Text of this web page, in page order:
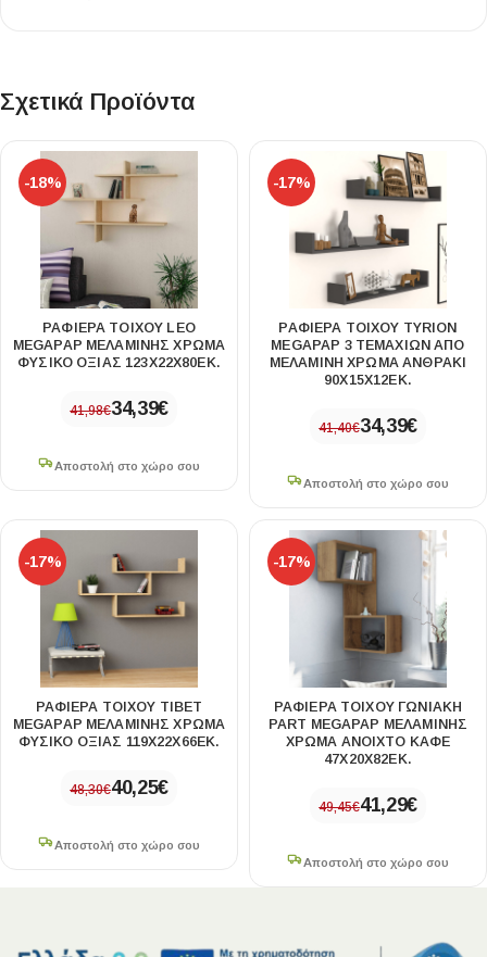
Σχετικά Προϊόντα
-18%
ΡΑΦΙΈΡΑ ΤΟΊΧΟΥ LEO
MEGAPAP ΜΕΛΑΜΊΝΗΣ ΧΡΏΜΑ
ΦΥΣΙΚΌ ΟΞΙΆΣ 123X22X80ΕΚ.
41,98€34,39€
Αποστολή στο χώρο σου
-17%
ΡΑΦΙΈΡΑ ΤΟΊΧΟΥ TYRION
MEGAPAP 3 ΤΕΜΑΧΊΩΝ ΑΠΌ
ΜΕΛΑΜΊΝΗ ΧΡΏΜΑ ΑΝΘΡΑΚΊ
90X15X12ΕΚ.
41,40€34,39€
Αποστολή στο χώρο σου
-17%
ΡΑΦΙΈΡΑ ΤΟΊΧΟΥ TIBET
MEGAPAP ΜΕΛΑΜΊΝΗΣ ΧΡΏΜΑ
ΦΥΣΙΚΌ ΟΞΙΆΣ 119X22X66ΕΚ.
48,30€40,25€
Αποστολή στο χώρο σου
-17%
ΡΑΦΙΈΡΑ ΤΟΊΧΟΥ ΓΩΝΙΑΚΉ
PART MEGAPAP ΜΕΛΑΜΊΝΗΣ
ΧΡΏΜΑ ΑΝΟΙΧΤΌ ΚΑΦΈ
47X20X82ΕΚ.
49,45€41,29€
Αποστολή στο χώρο σου